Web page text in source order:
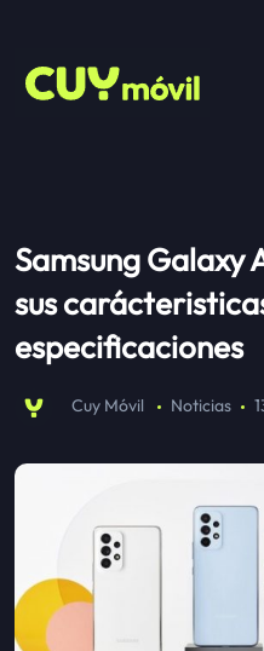
Samsung Galaxy
sus
especificaciones
Cuy Móvil Noticias